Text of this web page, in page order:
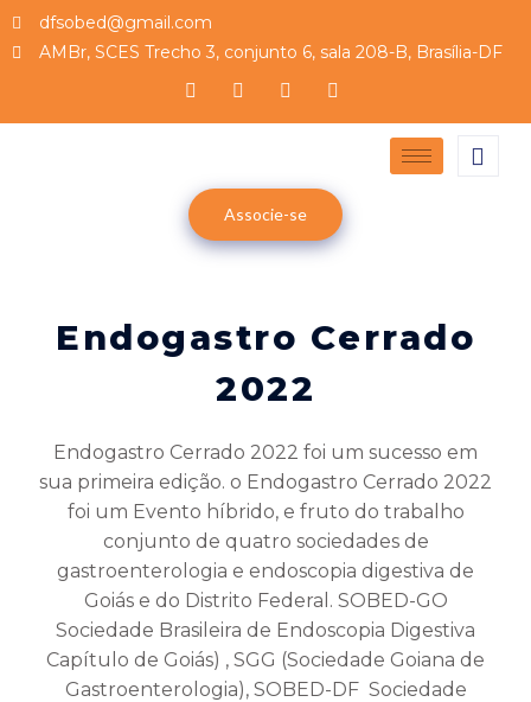
dfsobed@gmail.com
AMBr, SCES Trecho 3, conjunto 6, sala 208-B, Brasília-DF
Associe-se
Endogastro Cerrado
2022
Endogastro Cerrado 2022 foi um sucesso em
sua primeira edição. o Endogastro Cerrado 2022
foi um Evento híbrido, e fruto do trabalho
conjunto de quatro sociedades de
gastroenterologia e endoscopia digestiva de
Goiás e do Distrito Federal. SOBED-GO
Sociedade Brasileira de Endoscopia Digestiva
Capítulo de Goiás) , SGG (Sociedade Goiana de
Gastroenterologia), SOBED-DF Sociedade